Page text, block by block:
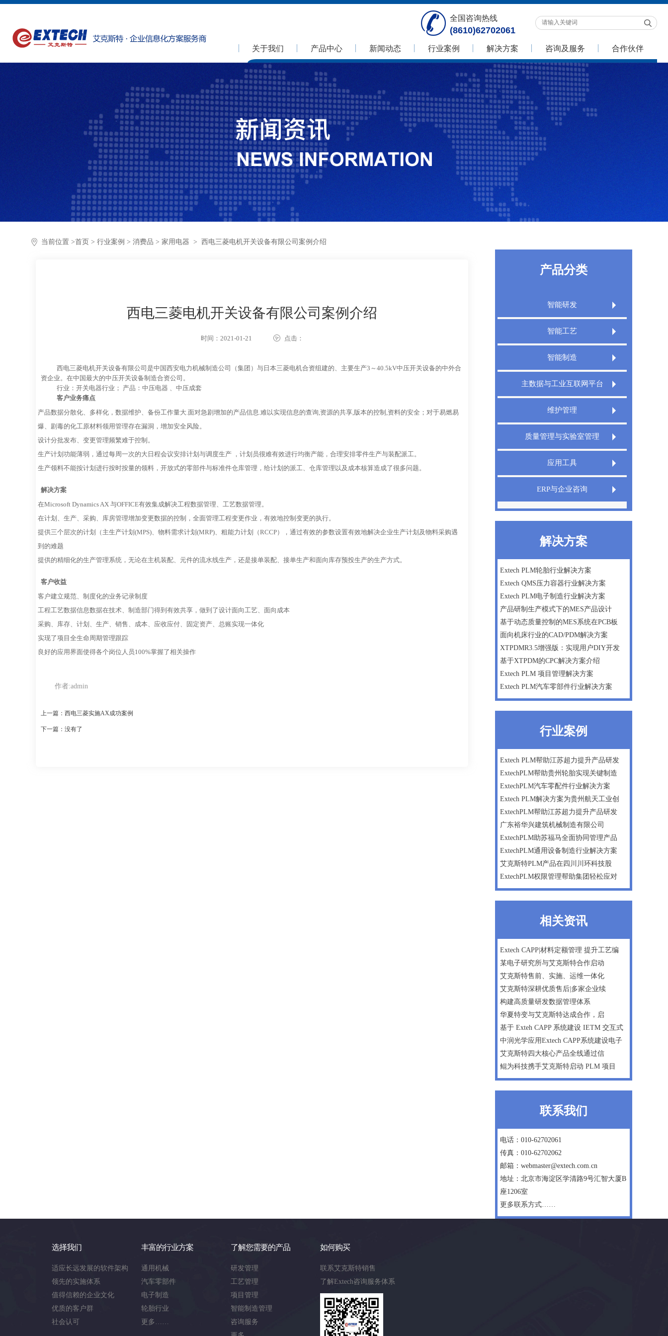
全国咨询热线
(8610)62702061
关于我们 产品中心 新闻动态 行业案例 解决方案 咨询及服务 合作伙伴
当前位置 >首页 > 行业案例 > 消费品 > 家用电器 > 西电三菱电机开关设备有限公司案例介绍
西电三菱电机开关设备有限公司案例介绍
时间：2021-01-21 点击：
西电三菱电机开关设备有限公司是中国西安电力机械制造公司（集团）与日本三菱电机合资组建的、主要生产3～40.5kV中压开关设备的中外合
资企业。在中国最大的中压开关设备制造合资公司。
行业：开关电器行业； 产品：中压电器 、中压成套
客户业务痛点
产品数据分散化、多样化，数据维护、备份工作量大.面对急剧增加的产品信息.难以实现信息的查询,资源的共享,版本的控制,资料的安全；对于易燃易
爆、剧毒的化工原材料领用管理存在漏洞，增加安全风险。
设计分批发布、变更管理频繁难于控制。
生产计划功能薄弱，通过每周一次的大日程会议安排计划与调度生产 ，计划员很难有效进行均衡产能，合理安排零件生产与装配派工。
生产领料不能按计划进行按时按量的领料，开放式的零部件与标准件仓库管理，给计划的派工、仓库管理以及成本核算造成了很多问题。
解决方案
在Microsoft Dynamics AX 与OFFICE有效集成解决工程数据管理、工艺数据管理。
在计划、生产、采购、库房管理增加变更数据的控制，全面管理工程变更作业，有效地控制变更的执行。
提供三个层次的计划（主生产计划(MPS)、物料需求计划(MRP)、粗能力计划（RCCP），通过有效的参数设置有效地解决企业生产计划及物料采购遇
到的难题
提供的精细化的生产管理系统，无论在主机装配、元件的流水线生产，还是接单装配、接单生产和面向库存预投生产的生产方式。
客户收益
客户建立规范、制度化的业务记录制度
工程工艺数据信息数据在技术、制造部门得到有效共享，做到了设计面向工艺、面向成本
采购、库存、计划、生产、销售、成本、应收应付、固定资产、总账实现一体化
实现了项目全生命周期管理跟踪
良好的应用界面使得各个岗位人员100%掌握了相关操作
作者:admin
上一篇：西电三菱实施AX成功案例
下一篇：没有了
产品分类
智能研发
Extech PLM产品生命周期管理系统
Extech PLM项目管理系统
XT PDM产品数据管理系统
智能工艺
Extech CAPP工艺规划管理系统
Extech 3DCAPP三维工艺
智能制造
Extech MES精益制造规划执行系统
Extech TMS刀具管理系统
主数据与工业互联网平台
Extech DigitalWorks Foundation数字工厂
工业互联网平台
Extech MDM主数据管理系统
维护管理
Extech MRO数字化维修解决方案
质量管理与实验室管理
Extech LIMS实验室信息管理系统
Extech QMS产品质量管理系统
应用工具
Extech TeamDesigner设计之星
XT InfoShield电子信息防护盾
ERP与企业咨询
IPD管理咨询
微软Dynamics AX ERP一体化方案
数字化工厂建设咨询
企业战略及管理咨询
解决方案
Extech PLM轮胎行业解决方案
Extech QMS压力容器行业解决方案
Extech PLM电子制造行业解决方案
产品研制生产模式下的MES产品设计
基于动态质量控制的MES系统在PCB板
面向机床行业的CAD/PDM解决方案
XTPDMR3.5增强版：实现用户DIY开发
基于XTPDM的CPC解决方案介绍
Extech PLM 项目管理解决方案
Extech PLM汽车零部件行业解决方案
行业案例
Extech PLM帮助江苏超力提升产品研发
ExtechPLM帮助贵州轮胎实现关键制造
ExtechPLM汽车零配件行业解决方案
Extech PLM解决方案为贵州航天工业创
ExtechPLM帮助江苏超力提升产品研发
广东裕华兴建筑机械制造有限公司
ExtechPLM助苏福马全面协同管理产品
ExtechPLM通用设备制造行业解决方案
艾克斯特PLM产品在四川川环科技股
ExtechPLM权限管理帮助集团轻松应对
相关资讯
Extech CAPP|材料定额管理 提升工艺编
某电子研究所与艾克斯特合作启动
艾克斯特售前、实施、运维一体化
艾克斯特深耕优质售后|多家企业续
构建高质量研发数据管理体系
华夏特变与艾克斯特达成合作，启
基于 Exteh CAPP 系统建设 IETM 交互式
中润光学应用Extech CAPP系统建设电子
艾克斯特四大核心产品全线通过信
鲲为科技携手艾克斯特启动 PLM 项目
联系我们
电话：010-62702061
传真：010-62702062
邮箱：webmaster@extech.com.cn
地址：北京市海淀区学清路9号汇智大厦B
座1206室
更多联系方式……
选择我们
适应长远发展的软件架构
领先的实施体系
值得信赖的企业文化
优质的客户群
社会认可
丰富的行业方案
通用机械
汽车零部件
电子制造
轮胎行业
更多……
了解您需要的产品
研发管理
工艺管理
项目管理
智能制造管理
咨询服务
如何购买
联系艾克斯特销售
了解Extech咨询服务体系